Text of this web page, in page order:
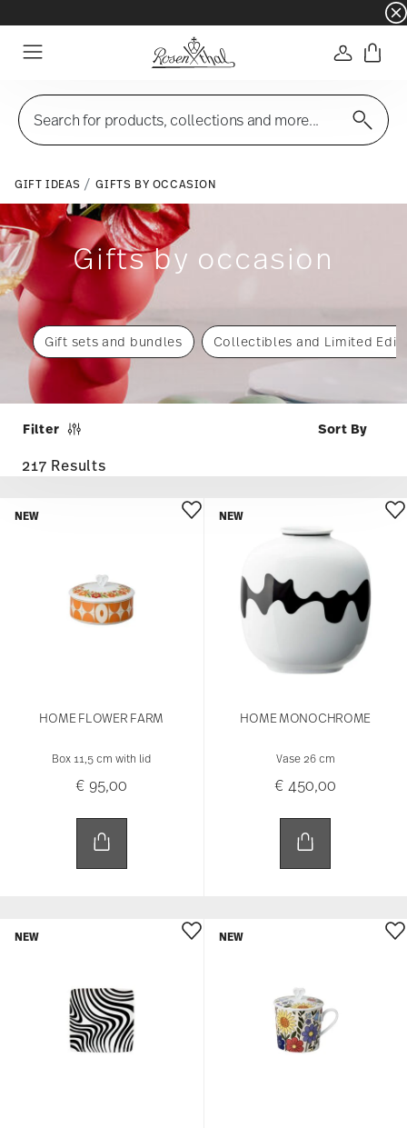
☀️ Summer SALE on selected items and
Login
Search for products, collections and more...
GIFT IDEAS GIFTS BY OCCASION
Gifts by occasion
Gift sets and bundles Collectibles and Limited
Filter
217 Results
HOME FLOWER FARM
Box 11,5 cm with lid
€ 95,00
NEW
HOME MONOCHROME
Vase 26 cm
€ 450,00
NEW
NEW NEW